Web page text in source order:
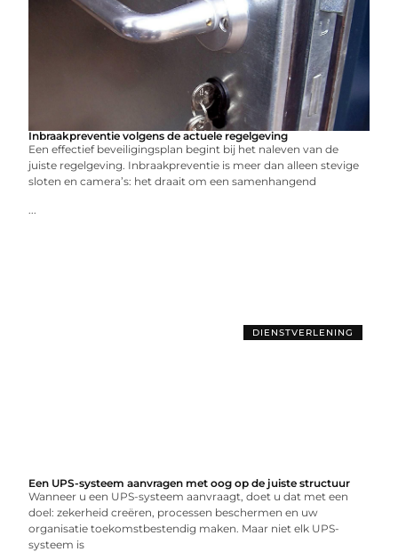
Inbraakpreventie volgens de actuele regelgeving
Een effectief beveiligingsplan begint bij het naleven van de
juiste regelgeving. Inbraakpreventie is meer dan alleen stevige
sloten en camera’s: het draait om een samenhangend
...
DIENSTVERLENING
Een UPS-systeem aanvragen met oog op de juiste structuur
Wanneer u een UPS-systeem aanvraagt, doet u dat met een
doel: zekerheid creëren, processen beschermen en uw
organisatie toekomstbestendig maken. Maar niet elk UPS-
systeem is